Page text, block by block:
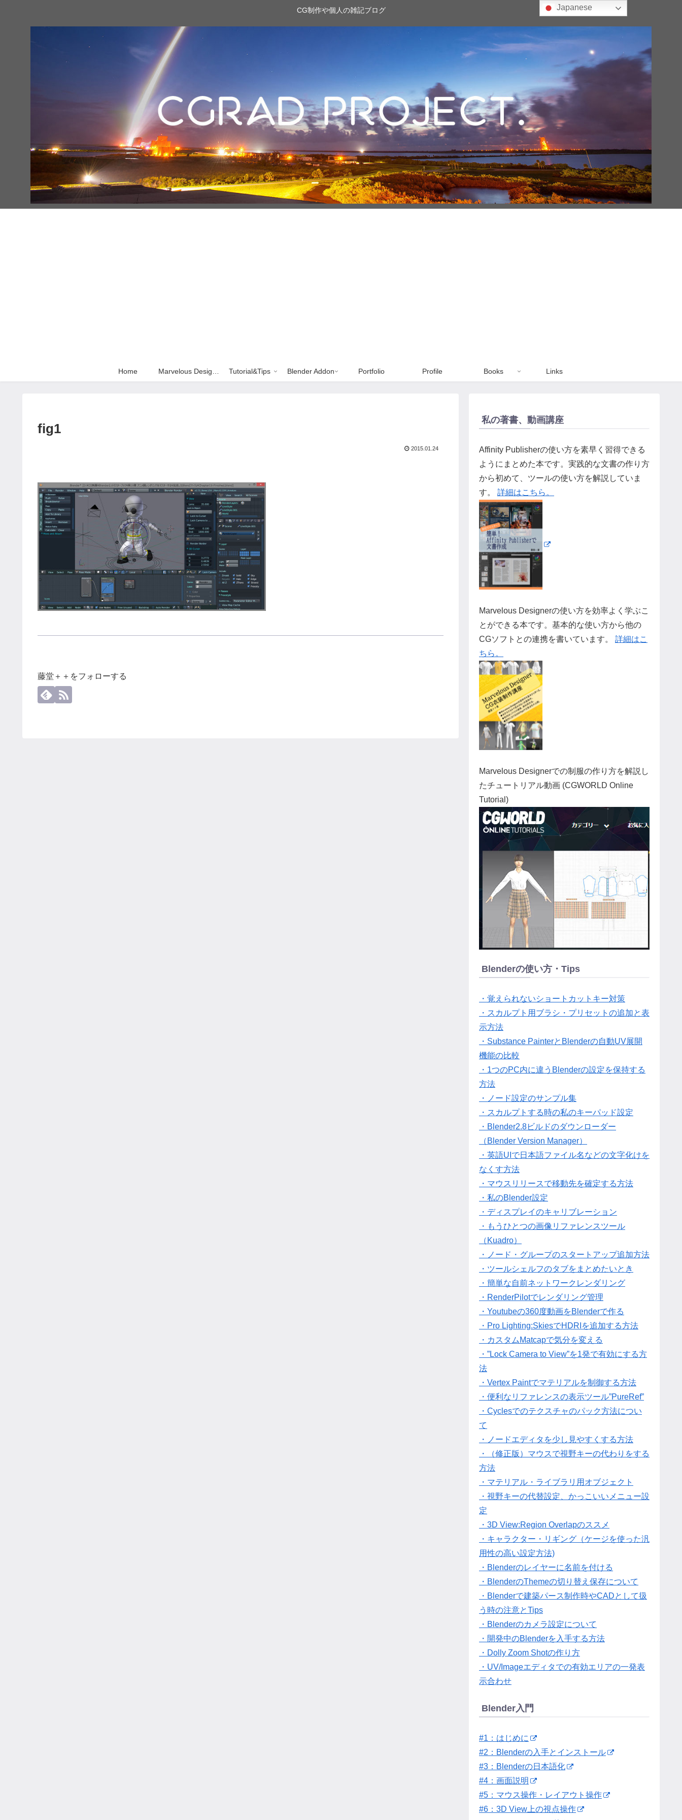
CG制作や個人の雑記ブログ
Home Tutorial&Tips Blender Addon Portfolio Profile Books Links
fig1
2015.01.24
藤堂＋＋をフォローする
私の著書、動画講座
Affinity Publisherの使い方を素早く習得できる
ようにまとめた本です。実践的な文書の作り方
から初めて、ツールの使い方を解説していま
す。 詳細はこちら。
Marvelous Designerの使い方を効率よく学ぶこ
とができる本です。基本的な使い方から他の
CGソフトとの連携を書いています。 詳細はこ
ちら。
Marvelous Designerでの制服の作り方を解説し
たチュートリアル動画 (CGWORLD Online
Tutorial)
Blenderの使い方・Tips
・覚えられないショートカットキー対策
・スカルプト用ブラシ・プリセットの追加と表
示方法
・Substance PainterとBlenderの自動UV展開
機能の比較
・1つのPC内に違うBlenderの設定を保持する
方法
・ノード設定のサンプル集
・スカルプトする時の私のキーパッド設定
・Blender2.8ビルドのダウンローダー
（Blender Version Manager）
・英語UIで日本語ファイル名などの文字化けを
なくす方法
・マウスリリースで移動先を確定する方法
・私のBlender設定
・ディスプレイのキャリブレーション
・もうひとつの画像リファレンスツール
（Kuadro）
・ノード・グループのスタートアップ追加方法
・ツールシェルフのタブをまとめたいとき
・簡単な自前ネットワークレンダリング
・RenderPilotでレンダリング管理
・Youtubeの360度動画をBlenderで作る
・Pro Lighting:SkiesでHDRIを追加する方法
・カスタムMatcapで気分を変える
・”Lock Camera to View”を1発で有効にする方
法
・Vertex Paintでマテリアルを制御する方法
・便利なリファレンスの表示ツール”PureRef”
・Cyclesでのテクスチャのパック方法につい
て
・ノードエディタを少し見やすくする方法
・（修正版）マウスで視野キーの代わりをする
方法
・マテリアル・ライブラリ用オブジェクト
・視野キーの代替設定、かっこいいメニュー設
定
・3D View:Region Overlapのススメ
・キャラクター・リギング（ケージを使った汎
用性の高い設定方法)
・Blenderのレイヤーに名前を付ける
・BlenderのThemeの切り替え保存について
・Blenderで建築パース制作時やCADとして扱
う時の注意とTips
・Blenderのカメラ設定について
・開発中のBlenderを入手する方法
・Dolly Zoom Shotの作り方
・UV/Imageエディタでの有効エリアの一発表
示合わせ
Blender入門
#1：はじめに
#2：Blenderの入手とインストール
#3：Blenderの日本語化
#4：画面説明
#5：マウス操作・レイアウト操作
#6：3D View上の視点操作
Japanese